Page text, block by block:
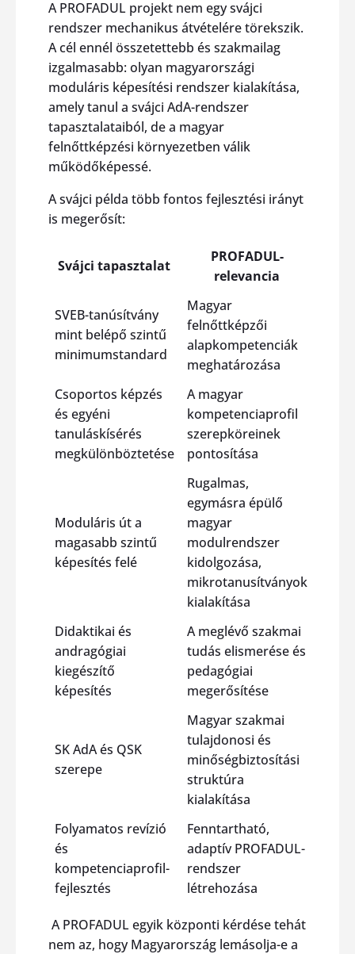
A PROFADUL projekt nem egy svájci
rendszer mechanikus átvételére törekszik.
A cél ennél összetettebb és szakmailag
izgalmasabb: olyan magyarországi
moduláris képesítési rendszer kialakítása,
amely tanul a svájci AdA-rendszer
tapasztalataiból, de a magyar
felnőttképzési környezetben válik
működőképessé.
A svájci példa több fontos fejlesztési irányt
is megerősít:
Svájci tapasztalat
PROFADUL-
relevancia
SVEB-tanúsítvány
mint belépő szintű
minimumstandard
Magyar
felnőttképzői
alapkompetenciák
meghatározása
Csoportos képzés
és egyéni
tanuláskísérés
megkülönböztetése
A magyar
kompetenciaprofil
szerepköreinek
pontosítása
Moduláris út a
magasabb szintű
képesítés felé
Rugalmas,
egymásra épülő
magyar
modulrendszer
kidolgozása,
mikrotanusítványok
kialakítása
Didaktikai és
andragógiai
kiegészítő
képesítés
A meglévő szakmai
tudás elismerése és
pedagógiai
megerősítése
SK AdA és QSK
szerepe
Magyar szakmai
tulajdonosi és
minőségbiztosítási
struktúra
kialakítása
Folyamatos revízió
és
kompetenciaprofil-
fejlesztés
Fenntartható,
adaptív PROFADUL-
rendszer
létrehozása
A PROFADUL egyik központi kérdése tehát
nem az, hogy Magyarország lemásolja-e a